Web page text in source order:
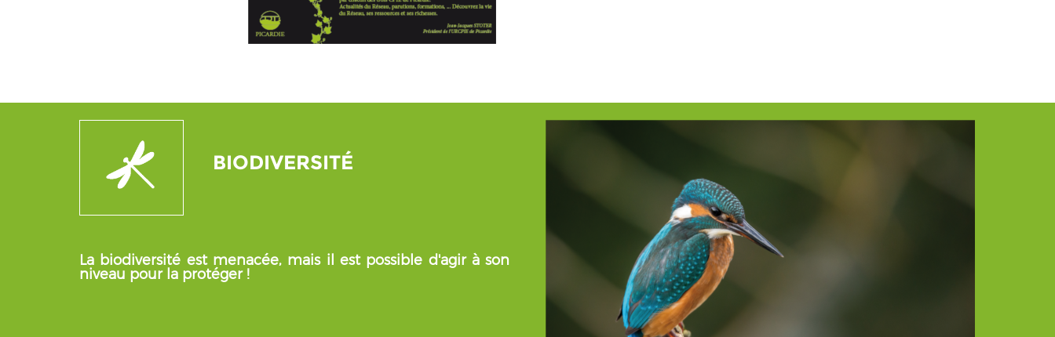
BIODIVERSITÉ
La biodiversité est menacée, mais il est possible d'agir à son
niveau pour la protéger !